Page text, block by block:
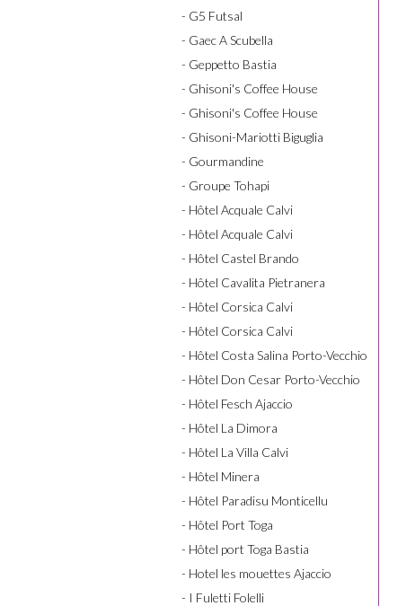
- G5 Futsal
- Gaec A Scubella
- Geppetto Bastia
- Ghisoni's Coffee House
- Ghisoni's Coffee House
- Ghisoni-Mariotti Biguglia
- Gourmandine
- Groupe Tohapi
- Hôtel Acquale Calvi
- Hôtel Acquale Calvi
- Hôtel Castel Brando
- Hôtel Cavalita Pietranera
- Hôtel Corsica Calvi
- Hôtel Corsica Calvi
- Hôtel Costa Salina Porto-Vecchio
- Hôtel Don Cesar Porto-Vecchio
- Hôtel Fesch Ajaccio
- Hôtel La Dimora
- Hôtel La Villa Calvi
- Hôtel Minera
- Hôtel Paradisu Monticellu
- Hôtel Port Toga
- Hôtel port Toga Bastia
- Hotel les mouettes Ajaccio
- I Fuletti Folelli